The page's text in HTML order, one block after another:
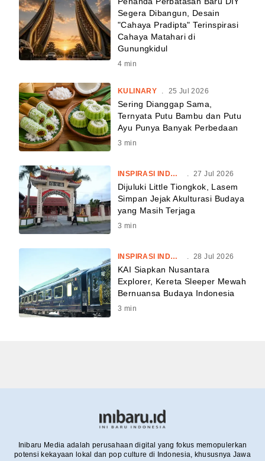
Segera Dibangun, Desain
"Cahaya Pradipta" Terinspirasi
Cahaya Matahari di
Gunungkidul
4 min
KULINARY . 25 Jul 2026
Sering Dianggap Sama,
Ternyata Putu Bambu dan Putu
Ayu Punya Banyak Perbedaan
3 min
INSPIRASI INDONESIA . 27 Jul 2026
Dijuluki Little Tiongkok, Lasem
Simpan Jejak Akulturasi Budaya
yang Masih Terjaga
3 min
INSPIRASI INDONESIA . 28 Jul 2026
KAI Siapkan Nusantara
Explorer, Kereta Sleeper Mewah
Bernuansa Budaya Indonesia
3 min
Inibaru Media adalah perusahaan digital yang fokus memopulerkan
potensi kekayaan lokal dan pop culture di Indonesia, khususnya Jawa